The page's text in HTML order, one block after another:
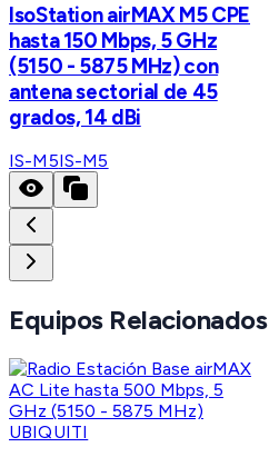
IsoStation airMAX M5 CPE
hasta 150 Mbps, 5 GHz
(5150 - 5875 MHz) con
antena sectorial de 45
grados, 14 dBi
IS-M5IS-M5
Equipos Relacionados
UBIQUITI